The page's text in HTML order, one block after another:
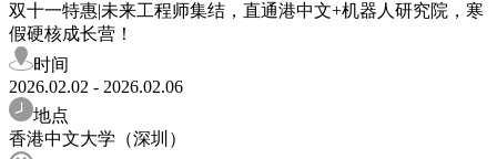
双十一特惠|未来工程师集结，直通港中文+机器人研究院，寒
假硬核成长营！
时间
2026.02.02 - 2026.02.06
地点
香港中文大学（深圳）